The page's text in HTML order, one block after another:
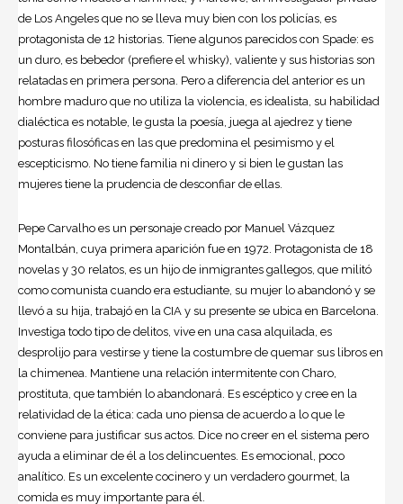
de Los Angeles que no se lleva muy bien con los policías, es
protagonista de 12 historias. Tiene algunos parecidos con Spade: es
un duro, es bebedor (prefiere el whisky), valiente y sus historias son
relatadas en primera persona. Pero a diferencia del anterior es un
hombre maduro que no utiliza la violencia, es idealista, su habilidad
dialéctica es notable, le gusta la poesía, juega al ajedrez y tiene
posturas filosóficas en las que predomina el pesimismo y el
escepticismo. No tiene familia ni dinero y si bien le gustan las
mujeres tiene la prudencia de desconfiar de ellas.
Pepe Carvalho es un personaje creado por Manuel Vázquez
Montalbán, cuya primera aparición fue en 1972. Protagonista de 18
novelas y 30 relatos, es un hijo de inmigrantes gallegos, que militó
como comunista cuando era estudiante, su mujer lo abandonó y se
llevó a su hija, trabajó en la CIA y su presente se ubica en Barcelona.
Investiga todo tipo de delitos, vive en una casa alquilada, es
desprolijo para vestirse y tiene la costumbre de quemar sus libros en
la chimenea. Mantiene una relación intermitente con Charo,
prostituta, que también lo abandonará. Es escéptico y cree en la
relatividad de la ética: cada uno piensa de acuerdo a lo que le
conviene para justificar sus actos. Dice no creer en el sistema pero
ayuda a eliminar de él a los delincuentes. Es emocional, poco
analítico. Es un excelente cocinero y un verdadero gourmet, la
comida es muy importante para él.